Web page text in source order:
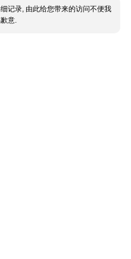
记录, 由此给您带来的访问不便我
意.